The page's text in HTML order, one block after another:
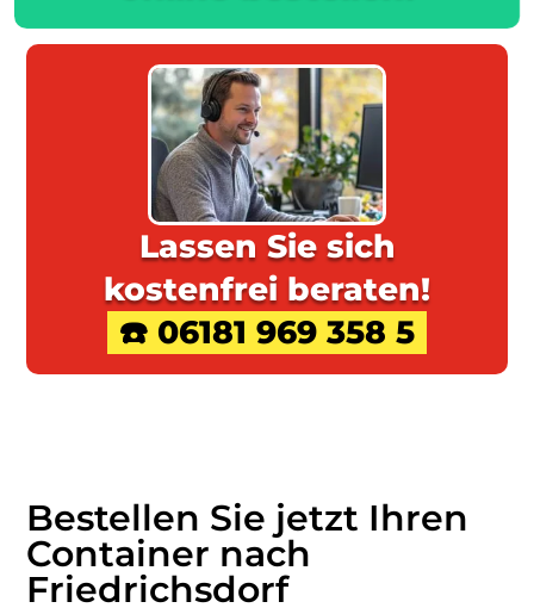
Lassen Sie sich
kostenfrei beraten!
☎️ 06181 969 358 5
Bestellen Sie jetzt Ihren
Container nach
Friedrichsdorf